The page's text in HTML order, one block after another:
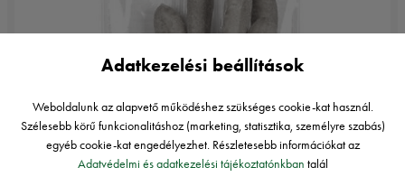
Adatkezelési beállítások
Weboldalunk az alapvető működéshez szükséges cookie-kat használ.
Szélesebb körű funkcionalitáshoz (marketing, statisztika, személyre szabás)
egyéb cookie-kat engedélyezhet. Részletesebb információkat az
Adatvédelmi és adatkezelési tájékoztatónkban talál